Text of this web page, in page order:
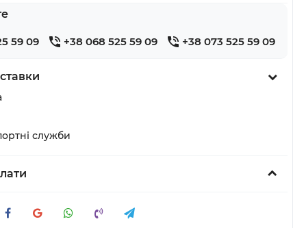
59 09 +38 068 525 59 09 +38 073 525 59 09
служби